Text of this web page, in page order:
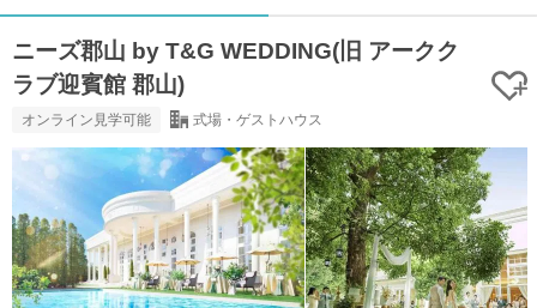
ニーズ郡山 by T&G WEDDING(旧 アークク
ラブ迎賓館 郡山)
オンライン見学可能 式場・ゲストハウス